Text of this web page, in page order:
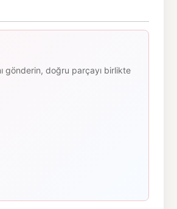
gönderin, doğru parçayı birlikte